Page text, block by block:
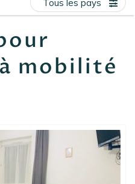
mobilité
Tous les pays